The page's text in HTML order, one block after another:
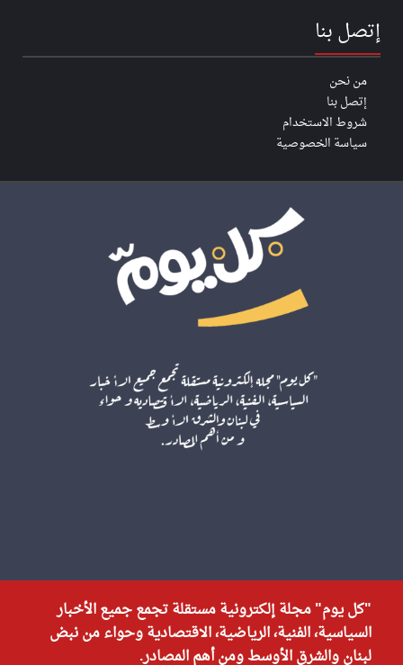
إتصل بنا
من نحن
إتصل بنا
شروط الاستخدام
سياسة الخصوصية
"كل يوم" مجلة إلكترونية مستقلة تجمع جميع الأخبار
السياسية، الفنية، الرياضية، الاقتصادية وحواء من نبض
لبنان والشرق الأوسط ومن أهم المصادر.